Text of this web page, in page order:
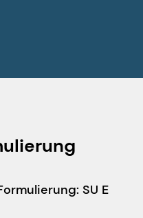
SU E